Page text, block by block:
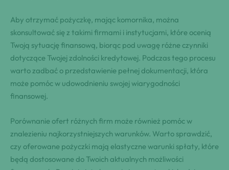
Aby ⁤otrzymać pożyczkę, mając komornika, można⁢
skonsultować się z takimi firmami i instytucjami, które ‍ocenią
Twoją sytuację finansową, biorąc pod⁤ uwagę różne ⁢czynniki ​
dotyczące ‌Twojej zdolności kredytowej. Podczas tego procesu⁢
warto⁣ zadbać o przedstawienie pełnej ​dokumentacji, która
⁤może pomóc w udowodnieniu swojej wiarygodności
finansowej.
Porównanie ofert różnych firm może również pomóc w
znalezieniu najkorzystniejszych​ warunków. ⁤Warto sprawdzić,
czy oferowane pożyczki mają elastyczne warunki spłaty, ‍które
będą dostosowane‌ do Twoich aktualnych możliwości